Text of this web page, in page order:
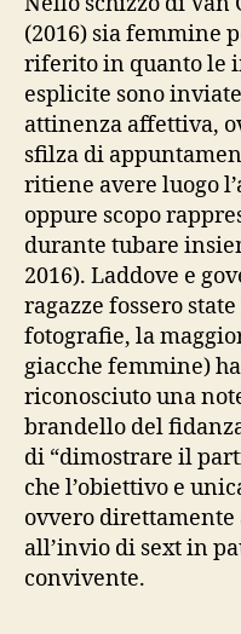
(2016) sia femmine
riferito in quanto le
esplicite sono
attinenza affettiva,
sfilza di
ritiene avere luogo
oppure scopo
durante tubare
2016). Laddove e
ragazze fossero
fotografie, la
giacche femmine)
riconosciuto una
brandello del
di “dimostrare il
che l’obiettivo e
ovvero
all’invio di sext in
convivente.